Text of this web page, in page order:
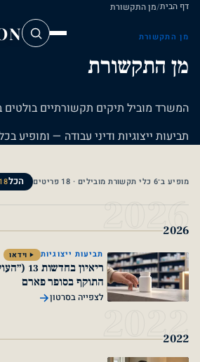
AMON
תיקים תקשורתיים בולטיםבתחומי
ודיניעבודה — ומופיעבכלי התקשורת
הכל18 וידאו8
תביעות ייצוגיות וידאו
ריאיון בחדשות 13 (״העולם
התוקף בסופר פארם
לצפייה בסרטון